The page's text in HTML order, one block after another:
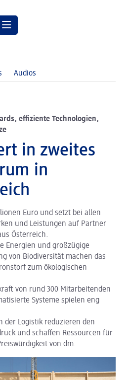
Audios
effiziente Technologien,
in zweites
in
Euro und setzt bei allen
und Leistungen auf Partner
Österreich.
Energien und großzügige
von Biodiversität machen das
zum ökologischen
von rund 300 Mitarbeitenden
Systeme spielen eng
der Logistik reduzieren den
und schaffen Ressourcen für
von dm.